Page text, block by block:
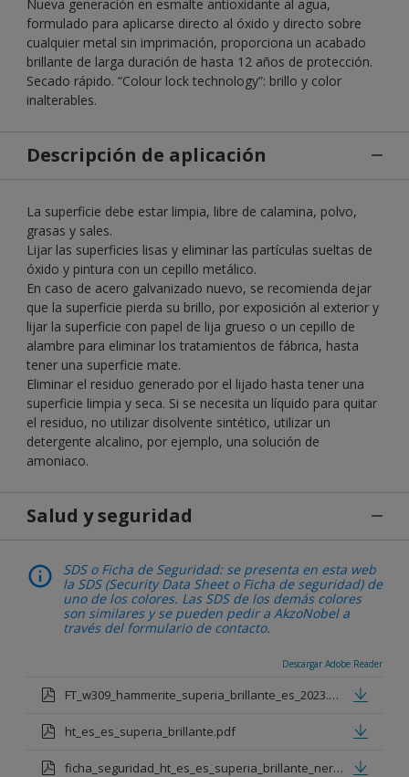
Nueva generación en esmalte antioxidante al agua,
formulado para aplicarse directo al óxido y directo sobre
cualquier metal sin imprimación, proporciona un acabado
brillante de larga duración de hasta 12 años de protección.
Secado rápido. “Colour lock technology”: brillo y color
inalterables.
Descripción de aplicación
La superficie debe estar limpia, libre de calamina, polvo,
grasas y sales.
Lijar las superficies lisas y eliminar las partículas sueltas de
óxido y pintura con un cepillo metálico.
En caso de acero galvanizado nuevo, se recomienda dejar
que la superficie pierda su brillo, por exposición al exterior y
lijar la superficie con papel de lija grueso o un cepillo de
alambre para eliminar los tratamientos de fábrica, hasta
tener una superficie mate.
Eliminar el residuo generado por el lijado hasta tener una
superficie limpia y seca. Si se necesita un líquido para quitar
el residuo, no utilizar disolvente sintético, utilizar un
detergente alcalino, por ejemplo, una solución de
amoniaco.
Salud y seguridad
SDS o Ficha de Seguridad: se presenta en esta web
la SDS (Security Data Sheet o Ficha de seguridad) de
uno de los colores. Las SDS de los demás colores
son similares y se pueden pedir a AkzoNobel a
través del formulario de contacto.
Descargar Adobe Reader
FT_w309_hammerite_superia_brillante_es_2023.pdf
ht_es_es_superia_brillante.pdf
ficha_seguridad_ht_es_es_superia_brillante_nero.pdf